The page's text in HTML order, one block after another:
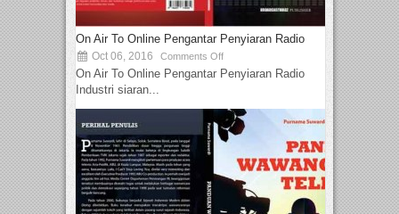
On Air To Online Pengantar Penyiaran Radio
Oct 06, 2016 Comments Off
On Air To Online Pengantar Penyiaran Radio
Industri siaran...